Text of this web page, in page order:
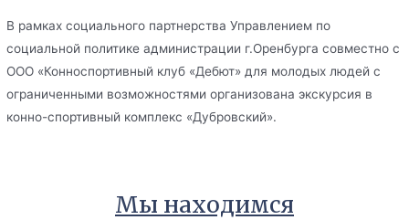
В рамках социального партнерства Управлением по
социальной политике администрации г.Оренбурга совместно с
ООО «Конноспортивный клуб «Дебют» для молодых людей с
ограниченными возможностями организована экскурсия в
конно-спортивный комплекс «Дубровский».
Мы находимся